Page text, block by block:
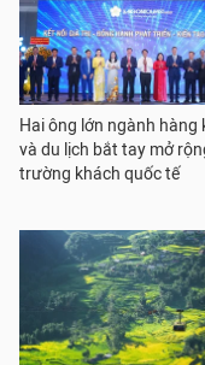
Hai ông lớn ngành hàng
và du lịch bắt tay mở
trường khách quốc tế